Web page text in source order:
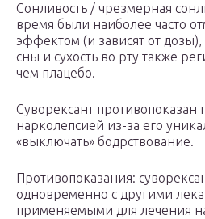
Сонливость / чрезмерная
время были наиболее часто
эффектом (и зависят от
сны и сухость во рту также
чем плацебо.
Суворексант противопоказан
нарколепсией из-за его
«выключать» бодрствование.
Противопоказания:
одновременно с другими
применяемыми для лечения